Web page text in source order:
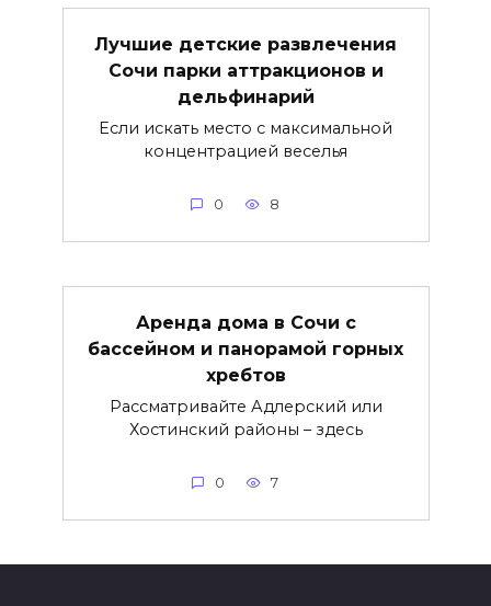
Лучшие детские развлечения
Сочи парки аттракционов и
дельфинарий
Если искать место с максимальной
концентрацией веселья
0 8
Аренда дома в Сочи с
бассейном и панорамой горных
хребтов
Рассматривайте Адлерский или
Хостинский районы – здесь
0 7